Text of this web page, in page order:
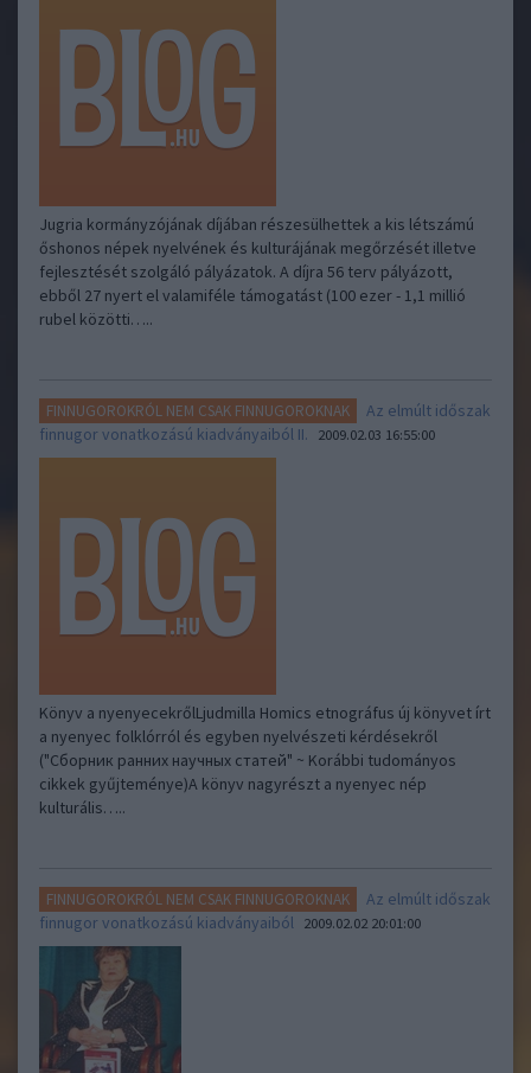
Jugria kormányzójának díjában részesülhettek a kis létszámú
őshonos népek nyelvének és kulturájának megőrzését illetve
fejlesztését szolgáló pályázatok. A díjra 56 terv pályázott,
ebből 27 nyert el valamiféle támogatást (100 ezer - 1,1 millió
rubel közötti…..
FINNUGOROKRÓL NEM CSAK FINNUGOROKNAK
Az elmúlt időszak
finnugor vonatkozású kiadványaiból II.
2009.02.03 16:55:00
Könyv a nyenyecekrőlLjudmilla Homics etnográfus új könyvet írt
a nyenyec folklórról és egyben nyelvészeti kérdésekről
("Сборник ранних научных статей" ~ Korábbi tudományos
cikkek gyűjteménye)A könyv nagyrészt a nyenyec nép
kulturális…..
FINNUGOROKRÓL NEM CSAK FINNUGOROKNAK
Az elmúlt időszak
finnugor vonatkozású kiadványaiból 2009.02.02 20:01:00